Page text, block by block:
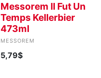
Messorem Il Fut Un
Temps Kellerbier
473ml
MESSOREM
5,79$